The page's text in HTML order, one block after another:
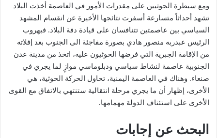
ومع سيطرة الحوثيين على مقدرات الأمور في العاصمة أخذت البلاد
تشهد أحداثاً متسارعة أسفرت نتائجها الأخيرة عن انقسام المشهد
السياسي بين عاصمتين تتنافسان على قيادة دفة البلاد. فبهروب
الرئيس عبدربه منصور هادي بصورة مفاجئة الى الجنوب بعد إفلاته
من الإقامة الجبرية التي فرضها الحوثيون عليه، اتخذ من مدينة عدن
الجنوبية عاصمة لنشاط سياسي ودبلوماسي موازٍ لما يجري في
صنعاء. وهناك في العاصمة اليمنية، تحاول الحركة الحوثية، هي
الأخرى، إظهار أن ما يجري مرحلة انتقالية ستنتهي بالاتفاق مع القوى
الأخرى على استئناف الدولة مهمامها.
البحث عن إجابات